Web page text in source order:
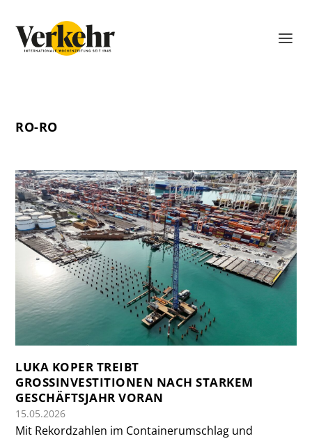
RO-RO
LUKA KOPER TREIBT
GROSSINVESTITIONEN NACH STARKEM G
ESCHÄFTSJAHR VORAN
15.05.2026
Mit Rekordzahlen im Containerumschlag und